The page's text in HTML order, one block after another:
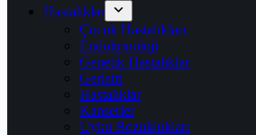
Hastalıklar
Çocuk Hastalıkları
Endokrinoloji
Genetik Hastalıklar
Geriatri
Hastalıklar
Kanserler
Uyku Bozuklukları